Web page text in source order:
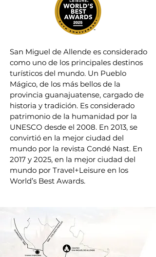
San Miguel de Allende es considerado
como uno de los principales destinos
turísticos del mundo. Un Pueblo
Mágico, de los más bellos de la
provincia guanajuatense, cargado de
historia y tradición. Es considerado
patrimonio de la humanidad por la
UNESCO desde el 2008. En 2013, se
convirtió en la mejor ciudad del
mundo por la revista Condé Nast. En
2017 y 2025, en la mejor ciudad del
mundo por Travel+Leisure en los
World’s Best Awards.